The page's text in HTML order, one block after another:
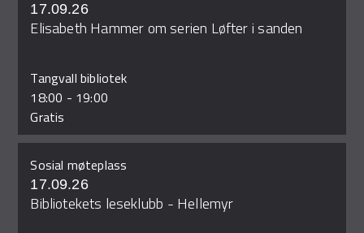
17.09.26
Elisabeth Hammer om serien Løfter i sanden
Tangvall bibliotek
18:00 - 19:00
Gratis
Sosial møteplass
17.09.26
Bibliotekets leseklubb - Hellemyr